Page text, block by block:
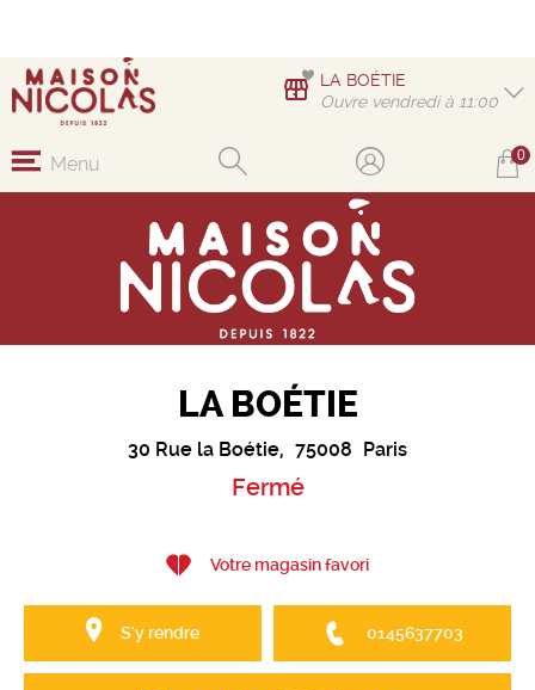
LA BOÉTIE
Ouvre vendredi à 11:00
Menu 0
LA BOÉTIE
30 Rue la Boétie, 75008 Paris
Fermé
Votre magasin favori
S'y rendre 0145637703